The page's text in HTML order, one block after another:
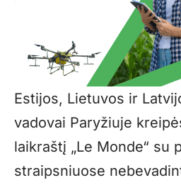
Estijos, Lietuvos ir
vadovai Paryžiuje
laikraštį „Le Monde“ su
straipsniuose